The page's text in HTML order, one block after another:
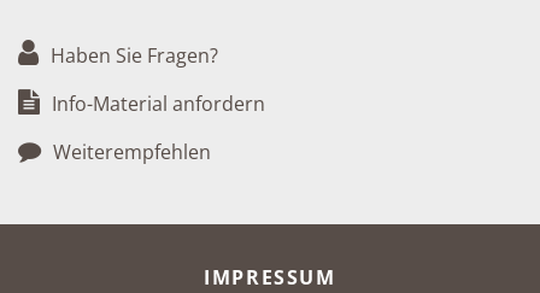
Haben Sie Fragen?
Info-Material anfordern
Weiterempfehlen
IMPRESSUM